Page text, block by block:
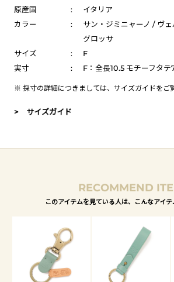
原産国
:
イタリア
カラー
:
サン・ジミニャーノ / ヴ
グロッサ
サイズ
:
F
実寸
: F：全長10.5 モチーフタテ
※ 採寸の詳細につきましては、 サイズガイドをご
> サイズガイド
RECOMMEND
このアイテムを見ている人は、こんなアイ